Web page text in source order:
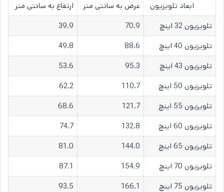
ابعاد تلویزیون عرض به سانتی متر
ارتفاع به سانتی متر
تلویزیون 32 اینچ
70.9
39.9
تلویزیون 40 اینچ
88.6
49.8
تلویزیون 43 اینچ
95.3
53.6
تلویزیون 50 اینچ
110.7
62.2
تلویزیون 55 اینچ
121.7
68.6
تلویزیون 60 اینچ
132.8
74.7
تلویزیون 65 اینچ
144.0
81.0
تلویزیون 70 اینچ
154.9
87.1
تلویزیون 75 اینچ
166.1
93.5